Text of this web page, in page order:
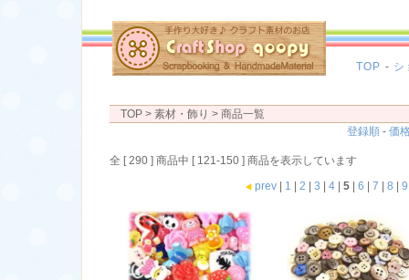
TOP - シ
TOP > 素材・飾り > 商品一覧
登録順 - 価
全 [ 290 ] 商品中 [ 121-150 ] 商品を表示しています
prev| 1 | 2 | 3 | 4| 5| 6 | 7 | 8 | 9